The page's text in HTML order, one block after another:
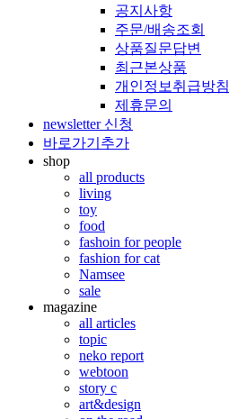
공지사항
주문/배송조회
상품질문답변
최근본상품
개인정보취급방침
제휴문의
newsletter 신청
바로가기추가
shop
all products
living
toy
food
fashoin for people
fashion for cat
Namsee
sale
magazine
all articles
topic
neko report
webtoon
story c
art&design